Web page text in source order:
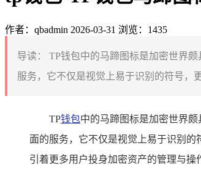
作者：qbadmin 2026-03-31 浏览：1435
导读：
TP钱包中的马蹄图标是加密世界
服务，它不仅是视觉上易于识别的符号，
TP钱包中的马蹄图标是加密世界
面的服务，它不仅是视觉上易于识别
引着更多用户投身加密资产的管理与操